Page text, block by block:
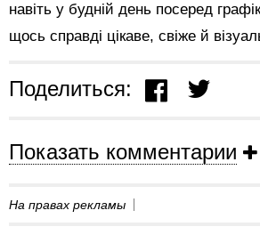
навіть у будній день посеред
щось справді цікаве, свіже й
Поделиться:
Показать комментарии
На правах рекламы